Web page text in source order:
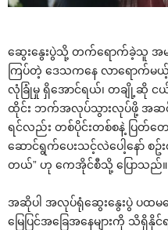
ဆွေးနွေးပွဲသို့ တက်ရောက်ခဲ့သူ အမ
ကြပ်တဲ့ ဒေသကနေ လာရောက်မ
လုံခြုံမှု ရှိအောင်ရယ်၊ တချို့ဆို င
ထိုင်း ဘက်အလုပ်သွားလုပ်ဖို့ အဆင်
ရင်လည်း တစ်ပိုင်းတစ်စနဲ့ ပြ
ဆောင်ရွက်ပေးသင့်လဲပေါ့နော် စဥ်
တယ်” ဟု ကေအိုင်စီသို့ ပြောသည်။
အဆိုပါ အလုပ်ရုံဆွေးနွေးပွဲ ပထမ
မြေပြင်အခြေအနေများကို သိရှိ